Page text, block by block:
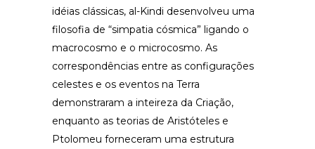
idéias clássicas, al-Kindi desenvolveu uma
filosofia de “simpatia cósmica” ligando o
macrocosmo e o microcosmo. As
correspondências entre as configurações
celestes e os eventos na Terra
demonstraram a inteireza da Criação,
enquanto as teorias de Aristóteles e
Ptolomeu forneceram uma estrutura